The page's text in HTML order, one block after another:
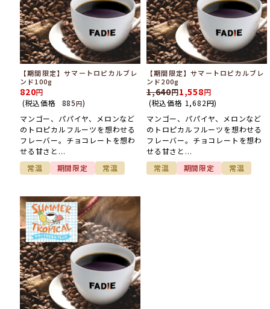
【期間限定】サマートロピカルブレ
ンド100g
820
(税込価格 885円)
マンゴー、パパイヤ、メロンなど
のトロピカルフルーツを想わせる
フレーバー。チョコレートを想わ
せる甘さと...
常温
期間限定 常温
【期間限定】サマートロピカルブレ
ンド200g
1,640 1,558
(税込価格 1,682円)
マンゴー、パパイヤ、メロンなど
のトロピカルフルーツを想わせる
フレーバー。チョコレートを想わ
せる甘さと...
常温
期間限定 常温